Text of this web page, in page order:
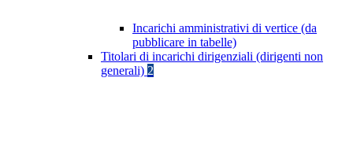
Incarichi amministrativi di vertice (da
pubblicare in tabelle)
Titolari di incarichi dirigenziali (dirigenti non
generali) 2